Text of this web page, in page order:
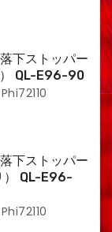
下ストッパー
QL-E96-90
Phi72110
下ストッパー
） QL-E96-
Phi72110